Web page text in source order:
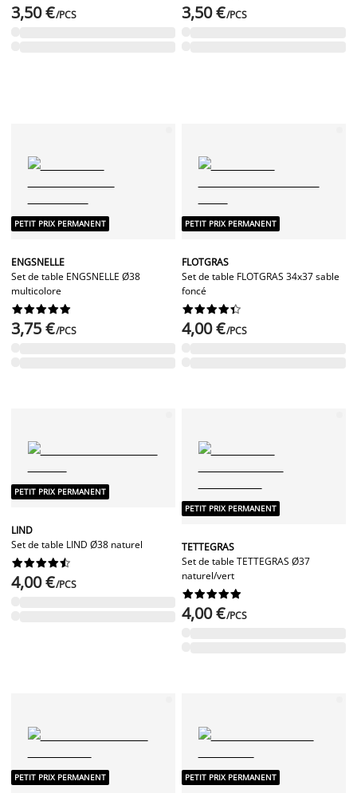
3,50 €/PCS 3,50 €/PCS
PETIT PRIX PERMANENT
ENGSNELLE
Set de table ENGSNELLE Ø38
multicolore






3,75 €/PCS
PETIT PRIX PERMANENT
FLOTGRAS
Set de table FLOTGRAS 34x37 sable
foncé






4,00 €/PCS
PETIT PRIX PERMANENT
LIND
Set de table LIND Ø38 naturel






4,00 €/PCS
PETIT PRIX PERMANENT
TETTEGRAS
Set de table TETTEGRAS Ø37
naturel/vert






4,00 €/PCS
PETIT PRIX PERMANENT PETIT PRIX PERMANENT